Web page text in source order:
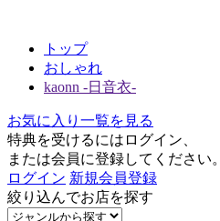
トップ
おしゃれ
kaonn -日音衣-
お気に入り一覧を見る
特典を受けるにはログイン、
または会員に登録してください。
ログイン 新規会員登録
絞り込んでお店を探す